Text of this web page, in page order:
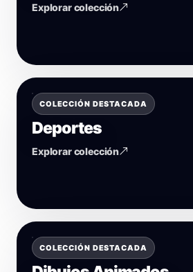
Explorar colección
COLECCIÓN DESTACADA
Deportes
Explorar colección
COLECCIÓN DESTACADA